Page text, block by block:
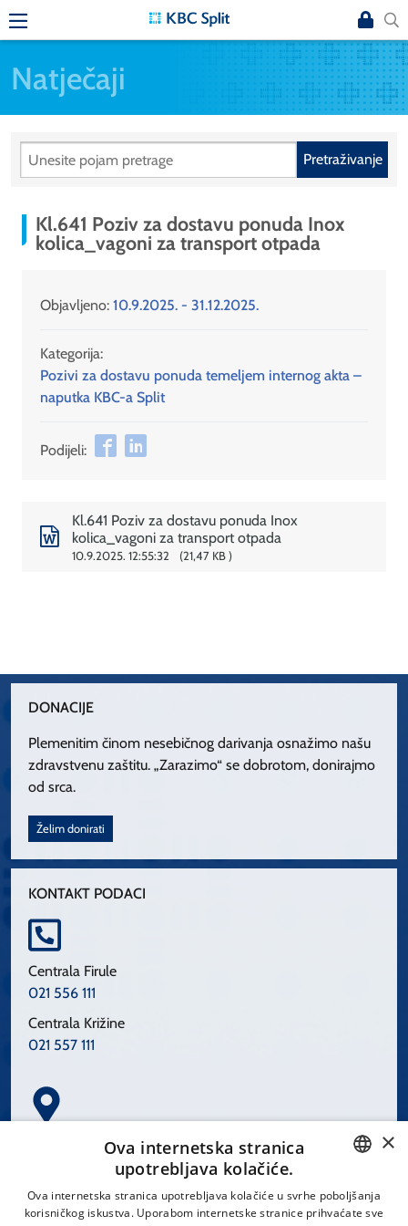
Natječaji
Pretraživanje
Kl.641 Poziv za dostavu ponuda Inox
kolica_vagoni za transport otpada
Objavljeno: 10.9.2025. - 31.12.2025.
Kategorija:
Pozivi za dostavu ponuda temeljem internog akta –
naputka KBC-a Split
Podijeli:
Kl.641 Poziv za dostavu ponuda Inox
kolica_vagoni za transport otpada
10.9.2025. 12:55:32 21,47 KB
DONACIJE
Plemenitim činom nesebičnog darivanja osnažimo našu
zdravstvenu zaštitu. „Zarazimo“ se dobrotom, donirajmo
od srca.
Želim donirati
KONTAKT PODACI
Centrala Firule
021 556 111
Centrala Križine
021 557 111
Spinčićeva 1, 21000 Split
CROATIAN
×
Ova internetska stranica
upotrebljava kolačiće.
Ova internetska stranica upotrebljava kolačiće u svrhe poboljšanja
korisničkog iskustva. Uporabom internetske stranice prihvaćate sve